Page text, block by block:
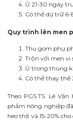
Ủ 21-30 ngày
Có thể dự trữ
Quy trình lên men
Thu gom phụ
Trộn với men vi
Ủ trong thùng
Có thể thay thế
Theo PGS.TS. Lê
phẩm nông nghiệp
heo thịt và 15-20% cho